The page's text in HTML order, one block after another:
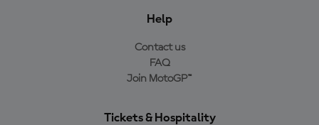
Help
Contact us
FAQ
Join MotoGP™
Tickets & Hospitality